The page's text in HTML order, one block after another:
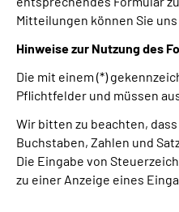
Mitteilungen können Sie
Hinweise zur Nutzung des
Die mit einem (*)
Pflichtfelder und müssen
Wir bitten zu beachten,
Buchstaben, Zahlen und
Die Eingabe von
zu einer Anzeige eines